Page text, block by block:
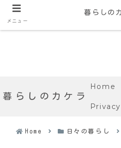
暮らしのカケラ
Home
Home 日々の暮らし
メニュー
暮らしの